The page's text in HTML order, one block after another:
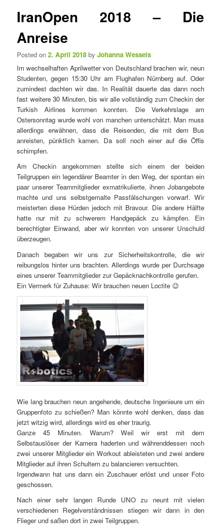
l
n
a
v
i
g
t
i
o
IranOpen 2018 – Die
Anreise
Posted on2. April 2018 byJohanna Wessels
Im wechselhaften Aprilwetter von Deutschland brachen wir, neun
Studenten, gegen 15:30 Uhr am Flughafen Nürnberg auf. Oder
zumindest dachten wir das. In Realität dauerte das dann noch
fast weitere 30 Minuten, bis wir alle vollständig zum Checkin der
Turkish Airlines kommen konnten. Die Verkehrslage am
Ostersonntag wurde wohl von manchen unterschätzt. Man muss
allerdings erwähnen, dass die Reisenden, die mit dem Bus
anreisten, pünktlich kamen. Da soll noch einer auf die Öffis
schimpfen.
Am Checkin angekommen stellte sich einem der beiden
Teilgruppen ein legendärer Beamter in den Weg, der spontan ein
paar unserer Teammitglieder exmatrikulierte, ihnen Jobangebote
machte und uns selbstgemalte Passfälschungen vorwarf. Wir
meisterten diese Hürden jedoch mit Bravour. Die andere Hälfte
hatte nur mit zu schwerem Handgepäck zu kämpfen. Ein
berechtigter Einwand, aber wir konnten von unserer Unschuld
überzeugen.
Danach begaben wir uns zur Sicherheitskontrolle, die wir
reibungslos hinter uns brachten. Allerdings wurde per Durchsage
eines unserer Teammitglieder zur Gepäcknachkontrolle gerufen.
Ein Vermerk für Zuhause: Wir brauchen neuen Loctite 😉
Wie lang brauchen neun angehende, deutsche Ingenieure um ein
Gruppenfoto zu schießen? Man könnte wohl denken, dass das
jetzt witzig wird, allerdings wird es eher traurig.
Ganze 45 Minuten. Warum? Weil wir erst mit dem
Selbstauslöser der Kamera haderten und währenddessen noch
zwei unserer Mitglieder ein Workout ableisteten und zwei andere
Mitglieder auf ihren Schultern zu balancieren versuchten.
Irgendwann hat uns dann ein Zuschauer erlöst und unser Foto
geschossen.
Nach einer sehr langen Runde UNO zu neunt mit vielen
verschiedenen Regelverständnissen stiegen wir dann in den
Flieger und saßen dort in zwei Teilgruppen.